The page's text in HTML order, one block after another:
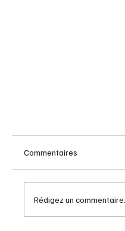
Commentaires
Rédigez un commentaire...